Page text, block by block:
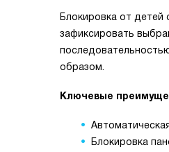
Блокировка от детей
зафиксировать
образом.
Ключевые
Блокировка